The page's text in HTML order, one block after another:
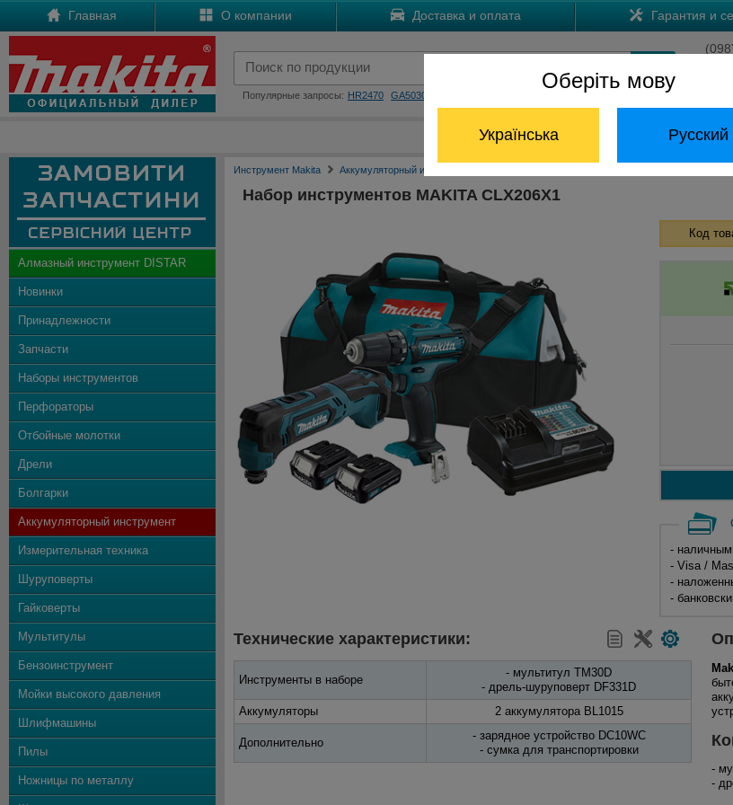
Оберіть мову
Українська Русский
Главная О компании Доставка и оплата Гарантия и
Популярные запросы: HR2470 GA5030
Отдел запчастей: (068) 824-24-24
Алмазный инструмент DISTAR
Новинки
Принадлежности
Запчасти
Наборы инструментов
Перфораторы
Отбойные молотки
Дрели
Болгарки
Аккумуляторный инструмент
Измерительная техника
Шуруповерты
Гайковерты
Мультитулы
Бензоинструмент
Мойки высокого давления
Шлифмашины
Пилы
Ножницы по металлу
Инструмент Makita Аккумуляторный инструмент Макита Набор
Набор инструментов MAKITA CLX206X1
Код
-
- Visa /
-
-
Технические характеристики:
Инструменты в наборе
- мультитул TM30D
- дрель-шуруповерт DF331D
Аккумуляторы
2 аккумулятора BL1015
Дополнительно
- зарядное устройство DC10WC
- сумка для транспортировки
-
-